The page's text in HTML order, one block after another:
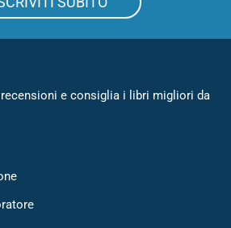
e consiglia i libri migliori da